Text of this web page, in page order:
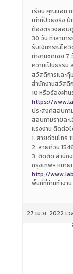
เรียน คุณแอม
เท่าที่ป่วยจริง
ต้องตรวจสอบดู
30 วัน ท่าสามา
รับเงินกรณีโควิ
ทำงานชดเชย 7
ความเป็นธรรม
สวัสดิการและคุ้
สำนักงานสวัสดิ
10 หรือร้องผ่า
https://
ประสงค์สอบถา
สอบถามรายละ
แรงงาน ติดต่อ
1. สายด่วนโทร
2. สายด่วน
3. ติดติด สำนัก
กรุงเทพฯ หมาย
http://
พื้นที่ที่ท่านทำงา
27 เม.ย. 2022 เว